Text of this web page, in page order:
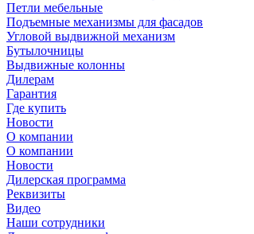
Петли мебельные
Подъемные механизмы для фасадов
Угловой выдвижной механизм
Бутылочницы
Выдвижные колонны
Дилерам
Гарантия
Где купить
Новости
О компании
О компании
Новости
Дилерская программа
Реквизиты
Видео
Наши сотрудники